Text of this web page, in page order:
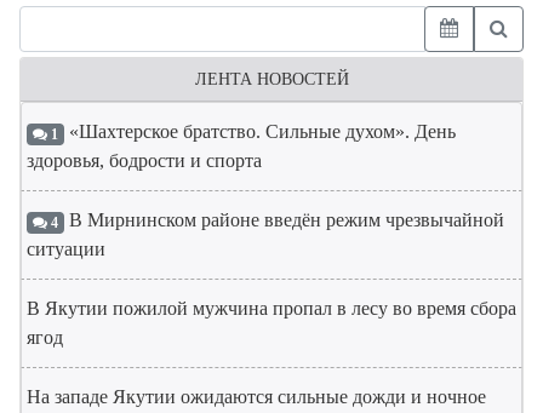
ЛЕНТА НОВОСТЕЙ
1 «Шахтерское братство. Сильные духом». День
здоровья, бодрости и спорта
4 В Мирнинском районе введён режим чрезвычайной
ситуации
В Якутии пожилой мужчина пропал в лесу во время сбора
ягод
На западе Якутии ожидаются сильные дожди и ночное